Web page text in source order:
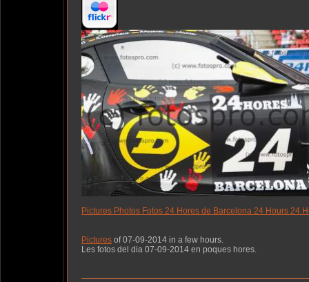
Pictures Photos Fotos 24 Hores de Barcelona 24 Hours 24
Pictures of 07-09-2014 in a few hours.
Les fotos del dia 07-09-2014 en poques hores.